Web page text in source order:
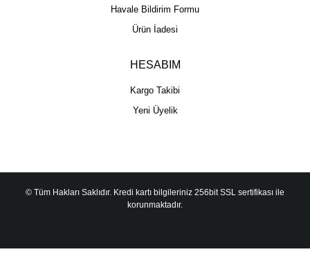
Havale Bildirim Formu
Ürün İadesi
HESABIM
Kargo Takibi
Yeni Üyelik
© Tüm Hakları Saklıdır. Kredi kartı bilgileriniz 256bit SSL sertifikası ile
korunmaktadır.